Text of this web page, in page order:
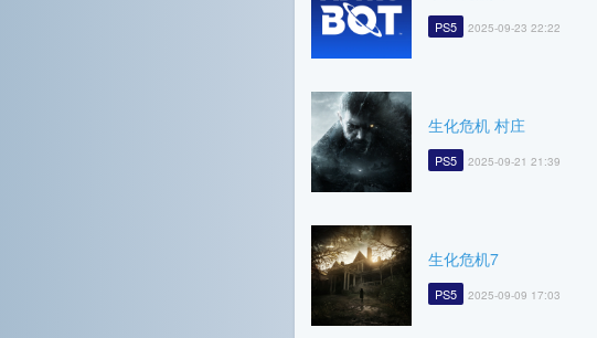
PS5 2025-09-23 22:22
生化危机 村庄
PS5 2025-09-21 21:39
生化危机7
PS5 2025-09-09 17:03